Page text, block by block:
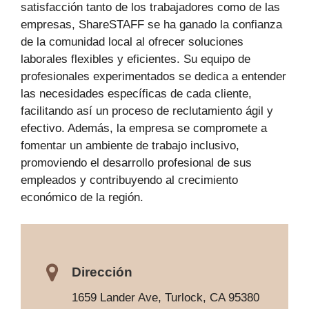
satisfacción tanto de los trabajadores como de las
empresas, ShareSTAFF se ha ganado la confianza
de la comunidad local al ofrecer soluciones
laborales flexibles y eficientes. Su equipo de
profesionales experimentados se dedica a entender
las necesidades específicas de cada cliente,
facilitando así un proceso de reclutamiento ágil y
efectivo. Además, la empresa se compromete a
fomentar un ambiente de trabajo inclusivo,
promoviendo el desarrollo profesional de sus
empleados y contribuyendo al crecimiento
económico de la región.
Dirección
1659 Lander Ave, Turlock, CA 95380